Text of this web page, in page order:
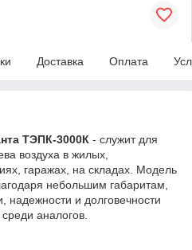
Доставка Оплата
ТЭПК-3000К - служит для
воздуха в жилых,
гаражах, на складах. Модель
небольшим габаритам,
надежности и долговечности
аналогов.